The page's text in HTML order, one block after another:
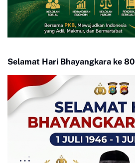
Selamat Hari Bhayangkara ke 80